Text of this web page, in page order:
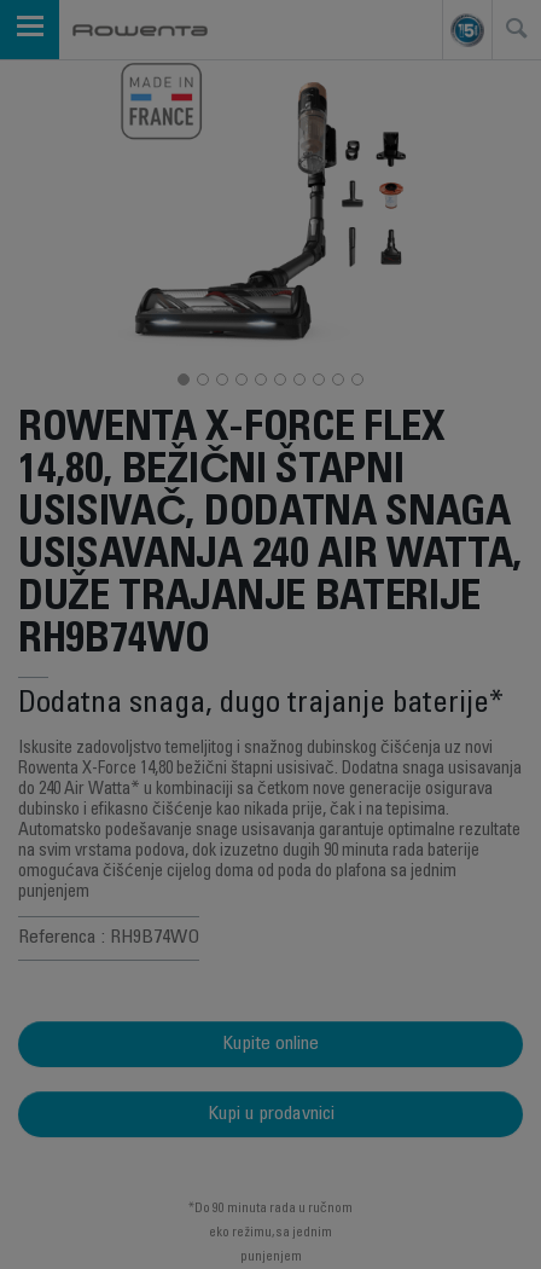
ROWENTA X-FORCE FLEX
14,80, BEŽIČNI ŠTAPNI
USISIVAČ, DODATNA SNAGA
USISAVANJA 240 AIR WATTA,
DUŽE TRAJANJE BATERIJE
RH9B74WO
Dodatna snaga, dugo trajanje baterije*
Iskusite zadovoljstvo temeljitog i snažnog dubinskog čišćenja uz novi
Rowenta X-Force 14,80 bežični štapni usisivač. Dodatna snaga usisavanja
do 240 Air Watta* u kombinaciji sa četkom nove generacije osigurava
dubinsko i efikasno čišćenje kao nikada prije, čak i na tepisima.
Automatsko podešavanje snage usisavanja garantuje optimalne rezultate
na svim vrstama podova, dok izuzetno dugih 90 minuta rada baterije
omogućava čišćenje cijelog doma od poda do plafona sa jednim
punjenjem
Referenca : RH9B74WO
Kupite online
Kupi u prodavnici
*Do 90 minuta rada u ručnom
eko režimu, sa jednim
punjenjem